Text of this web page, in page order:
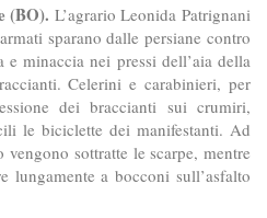
(BO). L’agrario Leonida Patrignani
sparano dalle persiane contro
minaccia nei pressi dell’aia della
Celerini e carabinieri, per
dei braccianti sui crumiri,
le biciclette dei manifestanti. Ad
sottratte le scarpe, mentre
lungamente a bocconi sull’asfalto